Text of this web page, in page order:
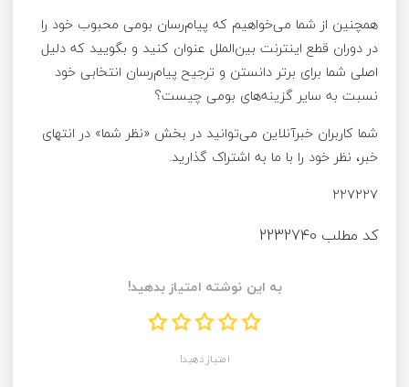
همچنین از شما می‌خواهیم که پیام‌رسان بومی محبوب خود را
در دوران قطع اینترنت بین‌الملل عنوان کنید و بگویید که دلیل
اصلی شما برای برتر دانستن و ترجیح پیام‌رسان انتخابی خود
نسبت به سایر گزینه‌های بومی چیست؟
شما کاربران خبرآنلاین می‌توانید در بخش «نظر شما» در انتهای
خبر، نظر خود را با ما به اشتراک گذارید.
۲۲۷۲۲۷
کد مطلب 2232740
به این نوشته امتیاز بدهید!
امتیاز دهید!